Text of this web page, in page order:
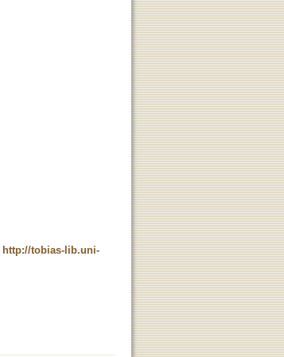
http://tobias-lib.uni-